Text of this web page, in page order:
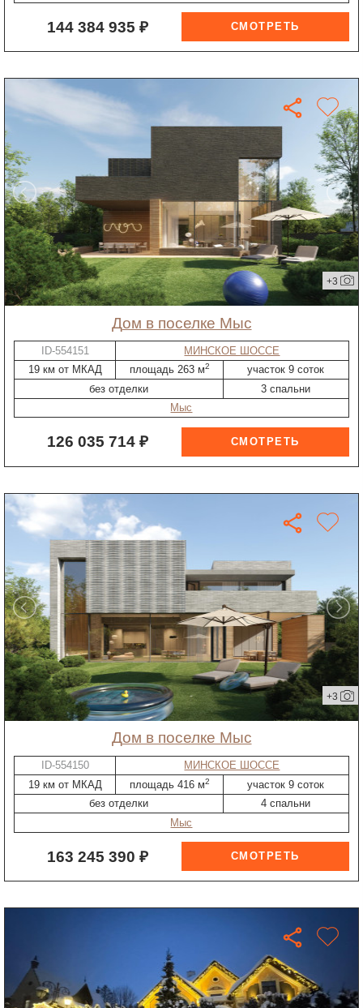
144 384 935 ₽
+3
дом в поселке Мыс
ID-554151
МИНСКОЕ ШОССЕ
19 км от МКАД
площадь 263 м2
участок 9 соток
без отделки
3 спальни
Мыс
126 035 714 ₽
+3
дом в поселке Мыс
ID-554150
МИНСКОЕ ШОССЕ
19 км от МКАД
площадь 416 м2
участок 9 соток
без отделки
4 спальни
Мыс
163 245 390 ₽